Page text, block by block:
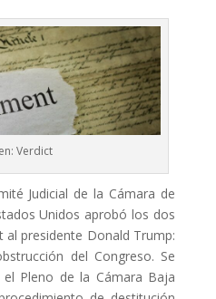
Verdict
Judicial de la Cámara de
Unidos aprobó los dos
presidente Donald Trump:
del Congreso. Se
Pleno de la Cámara Baja